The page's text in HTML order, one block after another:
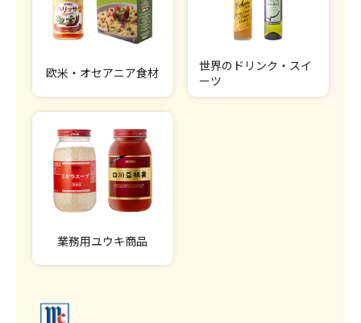
欧米・オセアニア食材
世界のドリンク・スイ
ーツ
業務用ユウキ商品